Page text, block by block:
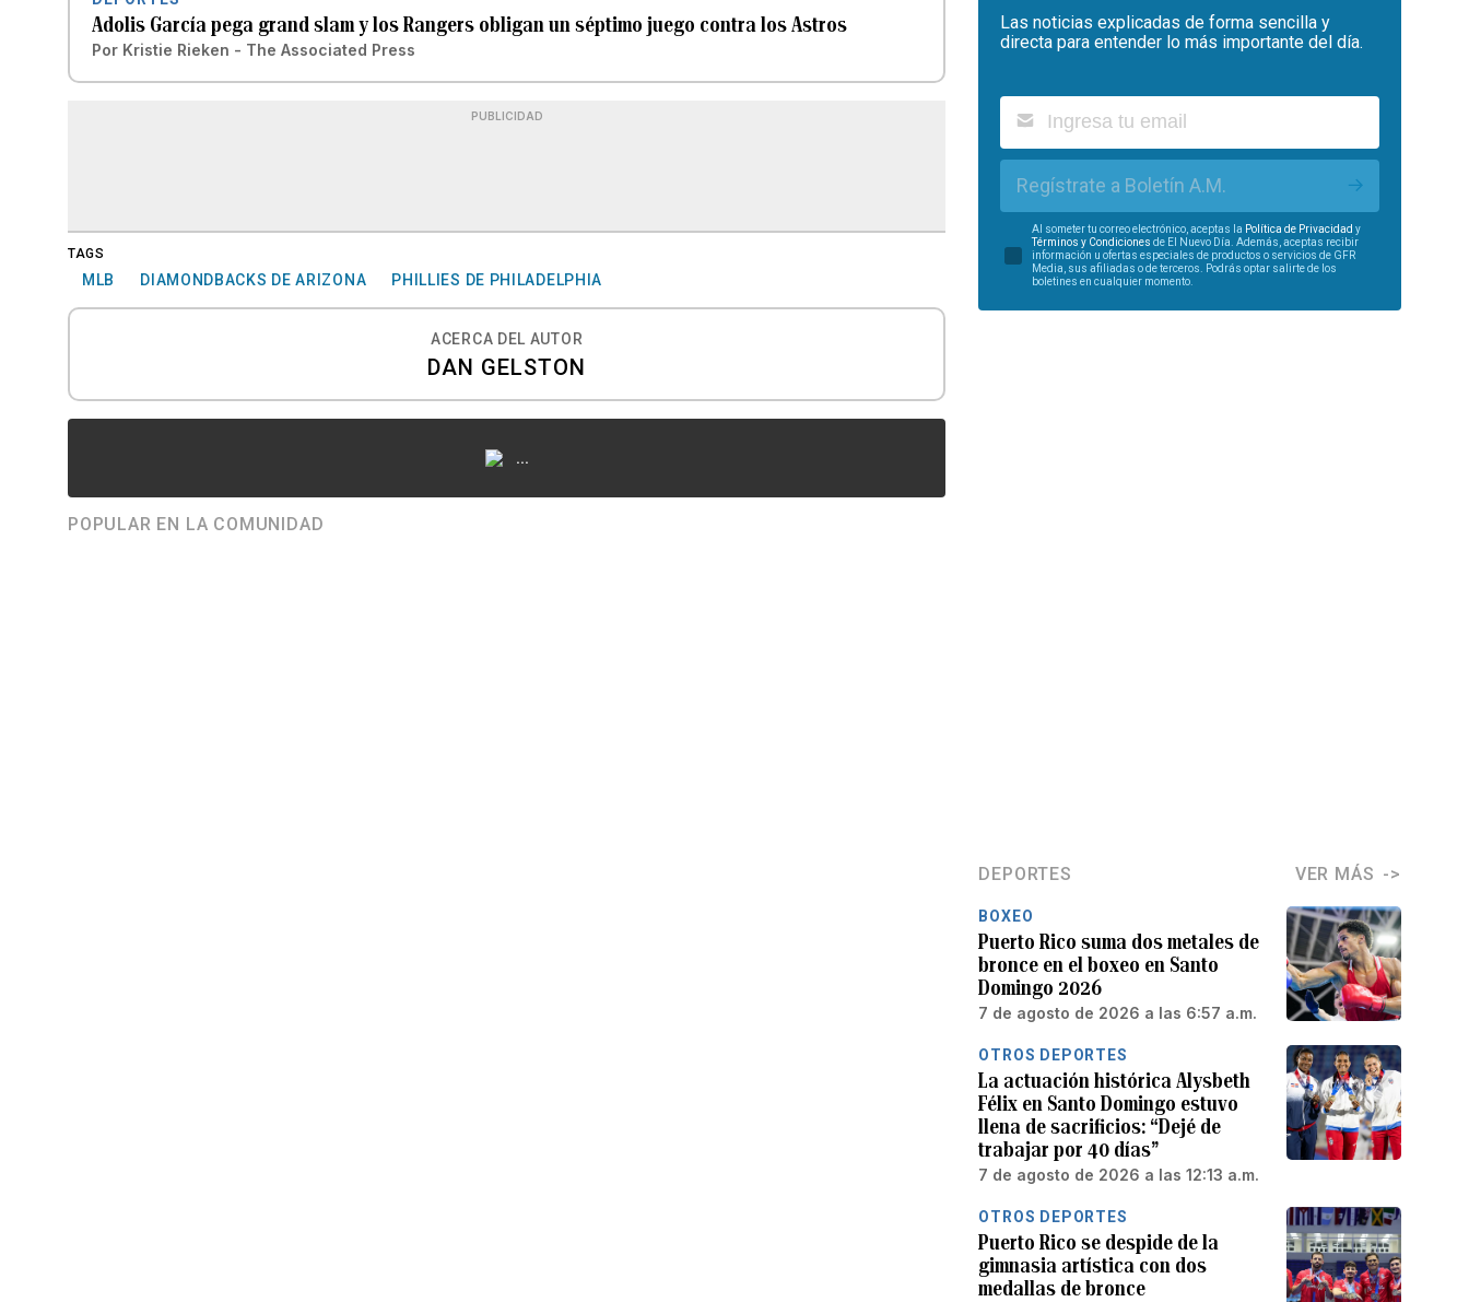
Adolis García pega grand slam y los Rangers obligan un séptimo juego contra los Astros
Por Kristie Rieken - The Associated Press
PUBLICIDAD
TAGS
MLB DIAMONDBACKS DE ARIZONA PHILLIES DE PHILADELPHIA
ACERCA DEL AUTOR
DAN GELSTON
...
POPULAR EN LA COMUNIDAD
Las noticias explicadas de forma sencilla y
directa para entender lo más importante del día.
Regístrate a Boletín A.M.
Al someter tu correo electrónico, aceptas la Política de Privacidad y
Términos y Condiciones de El Nuevo Día. Además, aceptas recibir
información u ofertas especiales de productos o servicios de GFR
Media, sus afiliadas o de terceros. Podrás optar salirte de los
boletines en cualquier momento.
DEPORTES VER MÁS
BOXEO
Puerto Rico suma dos metales de
bronce en el boxeo en Santo
Domingo 2026
7 de agosto de 2026 a las 6:57 a.m.
OTROS DEPORTES
La actuación histórica Alysbeth
Félix en Santo Domingo estuvo
llena de sacrificios: “Dejé de
trabajar por 40 días”
7 de agosto de 2026 a las 12:13 a.m.
OTROS DEPORTES
Puerto Rico se despide de la
gimnasia artística con dos
medallas de bronce